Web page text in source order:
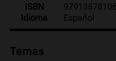
ISBN
Idioma
Español
Temas